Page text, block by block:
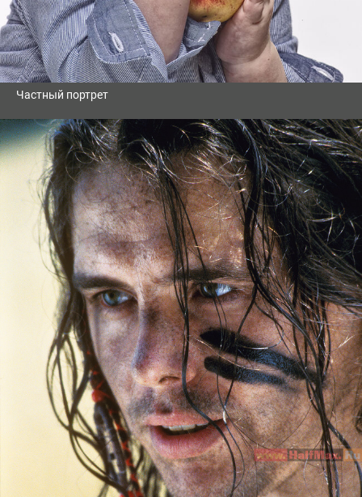
Частный портрет